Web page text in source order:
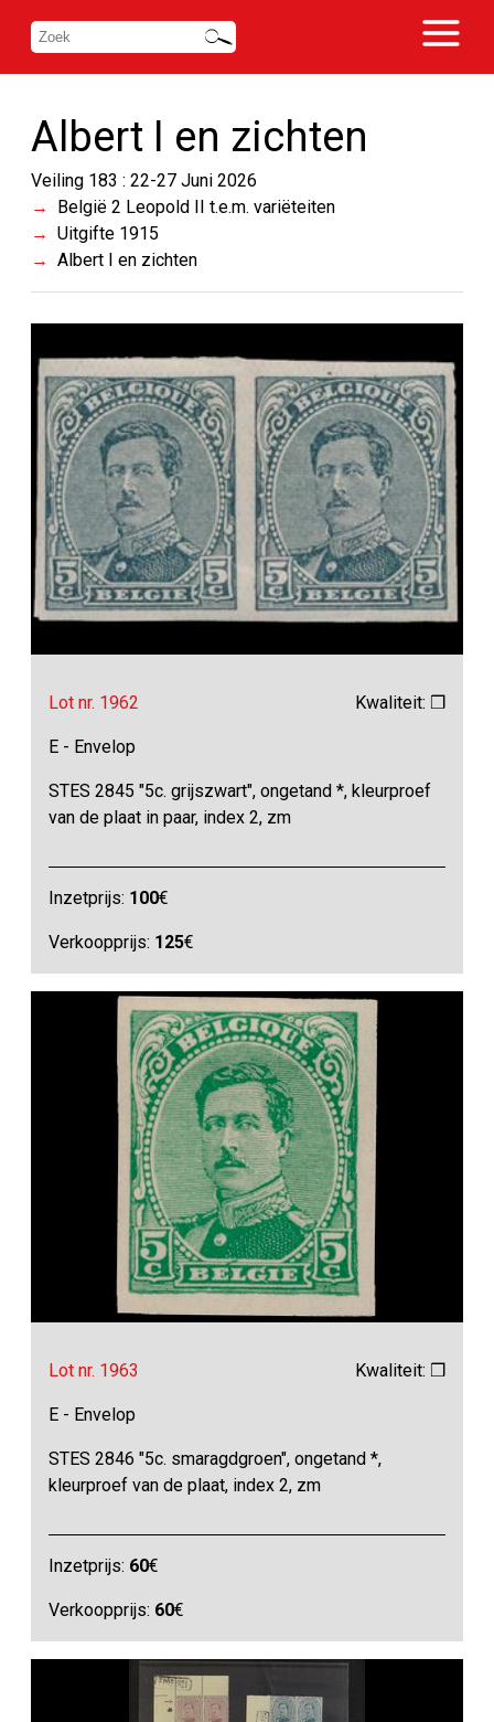
Albert I en zichten
Veiling 183 : 22-27 Juni 2026
België 2 Leopold II t.e.m. variëteiten
Uitgifte 1915
Albert I en zichten
Lot nr. 1962 Kwaliteit: ❒
E - Envelop
STES 2845 "5c. grijszwart", ongetand *, kleurproef
van de plaat in paar, index 2, zm
Inzetprijs: 100€
Verkoopprijs: 125€
Lot nr. 1963 Kwaliteit: ❒
E - Envelop
STES 2846 "5c. smaragdgroen", ongetand *,
kleurproef van de plaat, index 2, zm
Inzetprijs: 60€
Verkoopprijs: 60€